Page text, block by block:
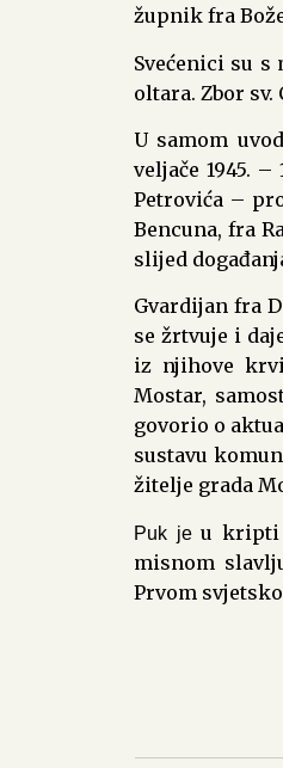
župnik fra
Svećenici su
oltara. Zbor
U samom
veljače 1945.
Petrovića –
Bencuna, fra
slijed
Gvardijan fra
se žrtvuje i
iz njihove
Mostar,
govorio o
sustavu
žitelje grada
Puk jeu kripti
misnom
Prvom